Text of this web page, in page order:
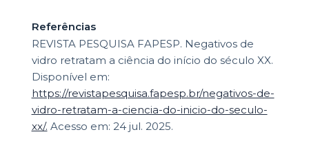
Referências
REVISTA PESQUISA FAPESP. Negativos de
vidro retratam a ciência do início do século XX.
Disponível em:
https://revistapesquisa.fapesp.br/negativos-de-
vidro-retratam-a-ciencia-do-inicio-do-seculo-
xx/. Acesso em: 24 jul. 2025.